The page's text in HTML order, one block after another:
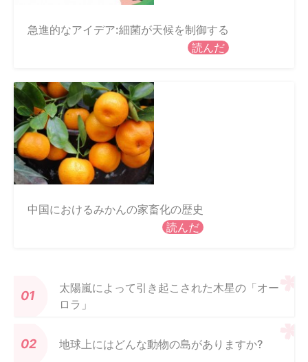
急進的なアイデア:細菌が天候を制御する
読んだ
中国におけるみかんの家畜化の歴史
読んだ
太陽嵐によって引き起こされた木星の「オー
ロラ」
地球上にはどんな動物の島がありますか?